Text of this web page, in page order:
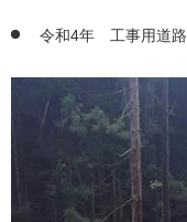
令和4年 工事用道路